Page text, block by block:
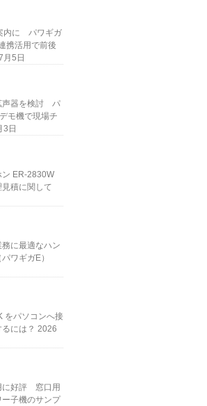
内に パワギガ
携活用で前後
月5日
声器を検討 パ
モ機で現場チ
3日
ン ER-2830W
積に関して
に最適なハン
ワギガE）
をパソコンへ接
には？ 2026
に好評 窓口用
子機のサンプ